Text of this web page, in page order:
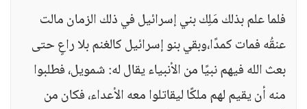
فلما علم بذلك مَلِك بني إسرائيل في ذلك الزمان مالت
عنقُه فمات كمدًا،وبقي بنو إسرائيل كالغنم بلا راعٍ حتى
بعث الله فيهم نبيًا من الأنبياء يقال له: شمويل، فطلبوا
منه أن يقيم لهم ملكًا ليقاتلوا معه الأعداء، فكان من